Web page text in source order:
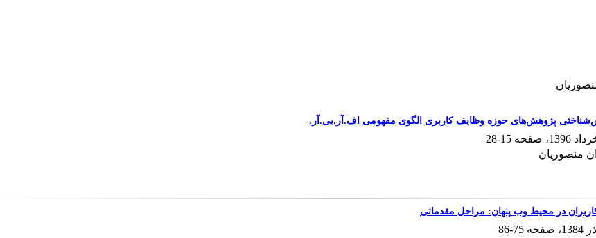
پژوهش‌های حوزه وظایف کاربری الگوی مفهومی اف.آر.بی.آر.
15-28
منصوریان
در محیط وب پنهان: مراحل مقدماتی
75-86